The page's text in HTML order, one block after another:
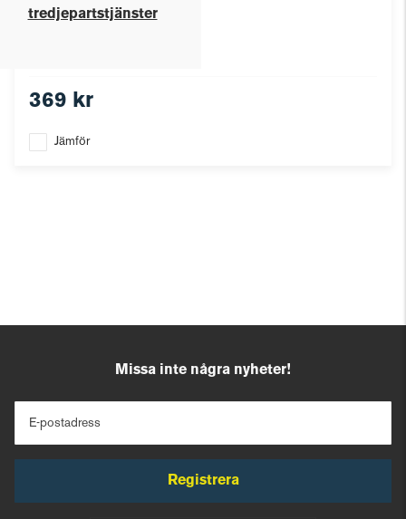
tredjepartstjänster
369 kr
Jämför
Missa inte några nyheter!
E-postadress
Registrera